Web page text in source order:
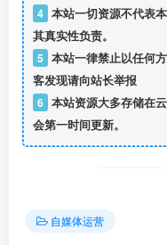
4 本站一切资源不代表
其真实性负责。
5 本站一律禁止以任何
客发现请向站长举报
6 本站资源大多存储在
会第一时间更新。
自媒体运营